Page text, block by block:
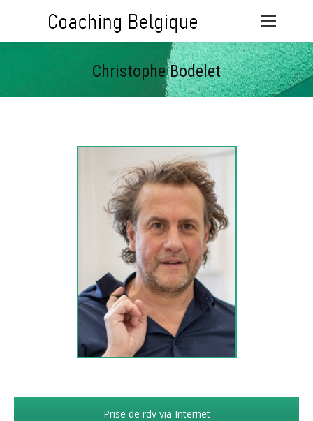
Christophe Bodelet
Vous êtes ici :
Prise de rdv via Internet